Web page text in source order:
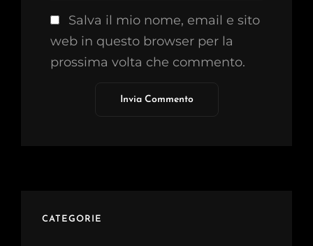
Salva il mio nome, email e sito
web in questo browser per la
prossima volta che commento.
CATEGORIE